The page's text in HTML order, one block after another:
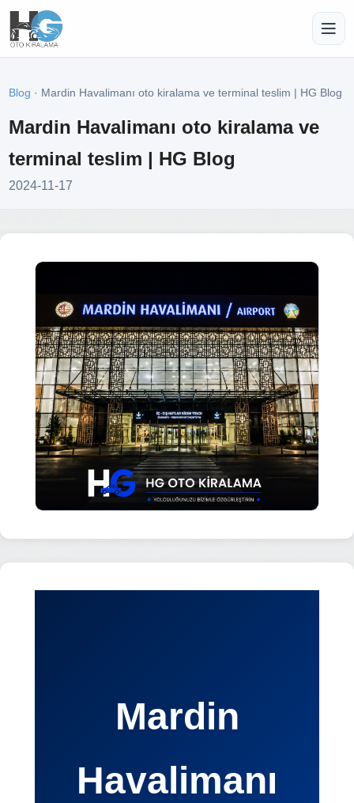
Blog · Mardin Havalimanı oto kiralama ve terminal teslim | HG Blog
Mardin Havalimanı oto kiralama ve
terminal teslim | HG Blog
2024-11-17
Mardin
Havalimanı